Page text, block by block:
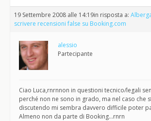
19 Settembre 2008 alle 14:19in risposta a:
scrivere recensioni false su Booking.com
alessio
Partecipante
Ciao Luca,rnrnnon in questioni tecnico/legali
perché non ne sono in grado, ma nel caso che
discutendo mi sembra davvero difficile poter
Almeno non da parte di Booking…rnrn